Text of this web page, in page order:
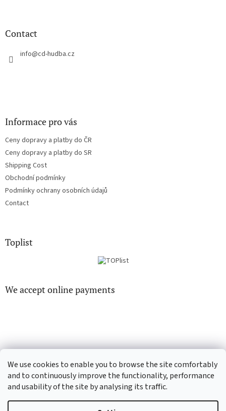
We use cookies to enable you to browse the site comfortably
and to continuously improve the functionality, performance
and usability of the site by analysing its traffic.
Contact
info@cd-hudba.cz
Informace pro vás
Ceny dopravy a platby do ČR
Ceny dopravy a platby do SR
Shipping Cost
Obchodní podmínky
Podmínky ochrany osobních údajů
Contact
Toplist
We accept online payments
Created by Shoptet